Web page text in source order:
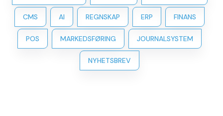
CMS AI REGNSKAP ERP FINANS
POS MARKEDSFØRING JOURNALSYSTEM
NYHETSBREV